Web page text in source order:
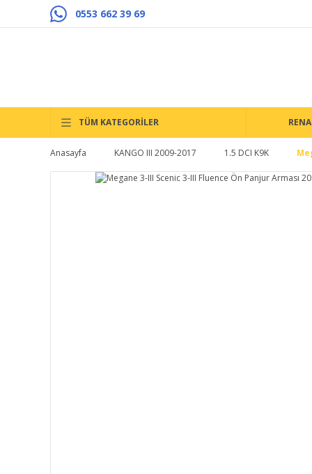
0553 662 39 69
TÜM KATEGORİLER
Anasayfa KANGO III 2009-2017 1.5 DCI K9K